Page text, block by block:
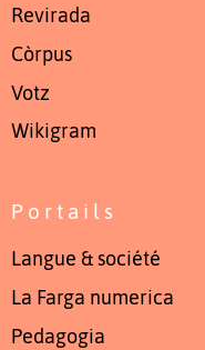
Revirada
Còrpus
Votz
Wikigram
Portails
Langue & société
La Farga numerica
Pedagogia